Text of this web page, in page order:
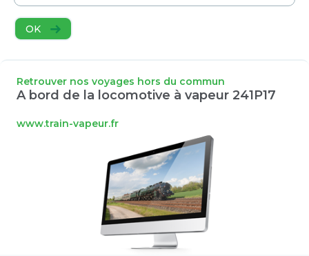
OK
Retrouver nos voyages hors du commun
A bord de la locomotive à vapeur 241P17
www.train-vapeur.fr